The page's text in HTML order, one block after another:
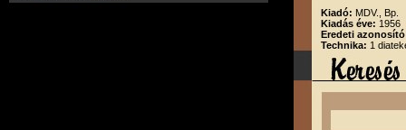
Kiadó: MDV., Bp.
Kiadás éve: 1956
Eredeti
Technika: 1